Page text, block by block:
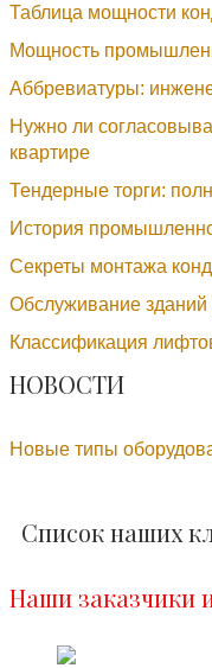
Таблица мощности
Мощность
Aббревиатуры:
Нужно ли
квартире
Тендерные торги:
История
Секреты монтажа
Обслуживание зданий
Классификация
НОВОСТИ
Новые типы
Список наших
Наши заказчики